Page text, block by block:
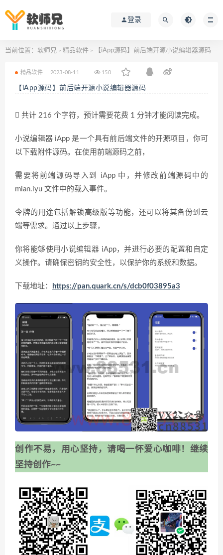
登录
当前位置： 软师兄 > 精品软件 > 【iApp源码】前后端开源小说编辑器源码
精品软件 2023-08-11 150
【iApp源码】前后端开源小说编辑器源码
共计 216 个字符，预计需要花费 1 分钟才能阅读完成。
小说编辑器 iApp 是一个具有前后端文件的开源项目，你可
以下载附件源码。在使用前端源码之前，
需要将前端源码导入到 iApp 中，并修改前端源码中的
mian.iyu 文件中的载入事件。
令牌的用途包括解锁高级版等功能，还可以将其备份到云
端等需求。通过以上步骤，
你将能够使用小说编辑器 iApp，并进行必要的配置和自定
义操作。请确保密钥的安全性，以保护你的系统和数据。
下载地址： https://pan.quark.cn/s/dcb0f03895a3
创作不易，用心坚持，请喝一怀爱心咖啡！继续
坚持创作~~